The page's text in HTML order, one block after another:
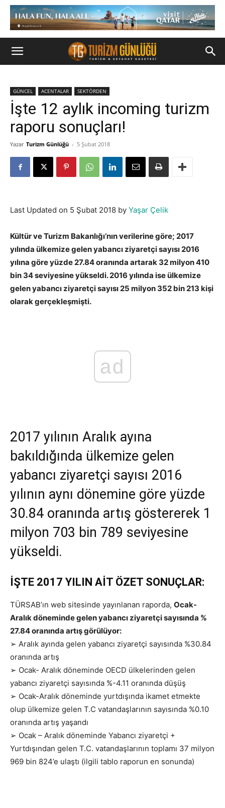
GÜNCEL ACENTALAR SEKTÖRDEN
İşte 12 aylık incoming turizm
raporu sonuçları!
Yazar Turizm Günlüğü - 5 Şubat 2018
Last Updated on 5 Şubat 2018 by Yaşar Çelik
Kültür ve Turizm Bakanlığı’nın verilerine göre; 2017
yılında ülkemize gelen yabancı ziyaretçi sayısı 2016
yılına göre yüzde 27.84 oranında artarak 32 milyon 410
bin 34 seviyesine yükseldi. 2016 yılında ise ülkemize
gelen yabancı ziyaretçi sayısı 25 milyon 352 bin 213 kişi
olarak gerçekleşmişti.
ad
2017 yılının Aralık ayına
bakıldığında ülkemize gelen
yabancı ziyaretçi sayısı 2016
yılının aynı dönemine göre yüzde
30.84 oranında artış göstererek 1
milyon 703 bin 789 seviyesine
yükseldi.
İŞTE 2017 YILIN AİT ÖZET SONUÇLAR:
TÜRSAB’ın web sitesinde yayınlanan raporda, Ocak-
Aralık döneminde gelen yabancı ziyaretçi sayısında %
27.84 oranında artış görülüyor:
➢ Aralık ayında gelen yabancı ziyaretçi sayısında %30.84
oranında artış
➢ Ocak- Aralık döneminde OECD ülkelerinden gelen
yabancı ziyaretçi sayısında %-4.11 oranında düşüş
➢ Ocak-Aralık döneminde yurtdışında ikamet etmekte
olup ülkemize gelen T.C vatandaşlarının sayısında %0.10
oranında artış yaşandı
➢ Ocak – Aralık döneminde Yabancı ziyaretçi +
Yurtdışından gelen T.C. vatandaşlarının toplamı 37 milyon
969 bin 824’e ulaştı (ilgili tablo raporun en sonunda)